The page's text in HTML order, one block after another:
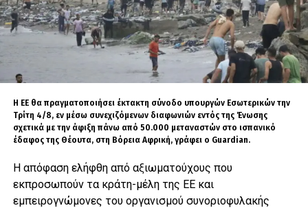
Η ΕΕ θα πραγματοποιήσει έκτακτη σύνοδο υπουργών Εσωτερικών την
Τρίτη 4/8, εν μέσω συνεχιζόμενων διαφωνιών εντός της Ένωσης
σχετικά με την άφιξη πάνω από 50.000 μεταναστών στο ισπανικό
έδαφος της Θέουτα, στη Βόρεια Αφρική, γράφει ο Guardian.
Η απόφαση ελήφθη από αξιωματούχους που
εκπροσωπούν τα κράτη-μέλη της ΕΕ και
εμπειρογνώμονες του οργανισμού συνοριοφυλακής